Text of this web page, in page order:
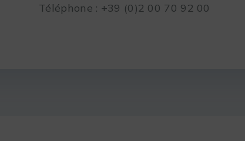
Téléphone : +39 (0)2 00 70 92 00